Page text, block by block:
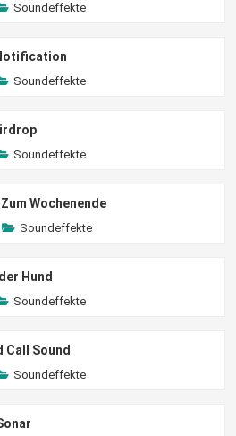
Soundeffekte
Soundeffekte
Soundeffekte
Wochenende
Soundeffekte
Hund
Soundeffekte
Call Sound
Soundeffekte